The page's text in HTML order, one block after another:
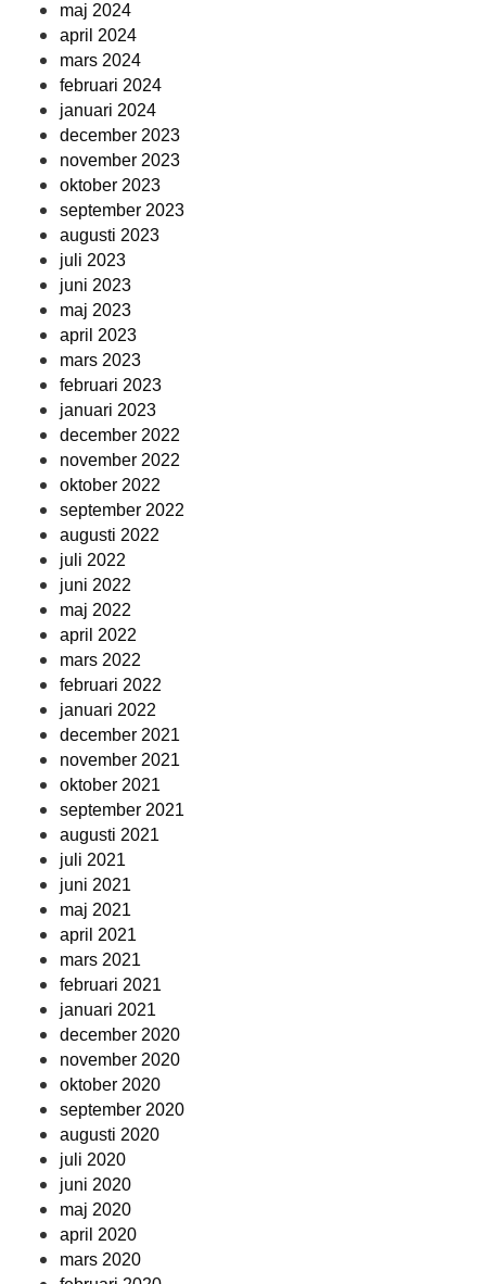
maj 2024
april 2024
mars 2024
februari 2024
januari 2024
december 2023
november 2023
oktober 2023
september 2023
augusti 2023
juli 2023
juni 2023
maj 2023
april 2023
mars 2023
februari 2023
januari 2023
december 2022
november 2022
oktober 2022
september 2022
augusti 2022
juli 2022
juni 2022
maj 2022
april 2022
mars 2022
februari 2022
januari 2022
december 2021
november 2021
oktober 2021
september 2021
augusti 2021
juli 2021
juni 2021
maj 2021
april 2021
mars 2021
februari 2021
januari 2021
december 2020
november 2020
oktober 2020
september 2020
augusti 2020
juli 2020
juni 2020
maj 2020
april 2020
mars 2020